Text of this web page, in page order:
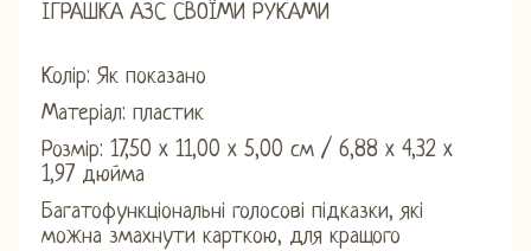
ІГРАШКА АЗС СВОЇМИ РУКАМИ
Колір: Як показано
Матеріал: пластик
Розмір: 17,50 x 11,00 x 5,00 см / 6,88 x 4,32 x
1,97 дюйма
Багатофункціональні голосові підказки, які
можна змахнути карткою, для кращого